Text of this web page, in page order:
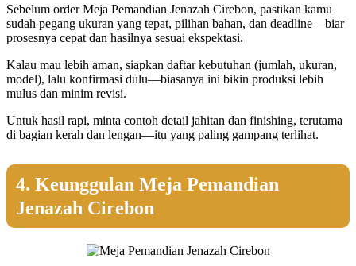
Sebelum order Meja Pemandian Jenazah Cirebon, pastikan kamu
sudah pegang ukuran yang tepat, pilihan bahan, dan deadline—biar
prosesnya cepat dan hasilnya sesuai ekspektasi.
Kalau mau lebih aman, siapkan daftar kebutuhan (jumlah, ukuran,
model), lalu konfirmasi dulu—biasanya ini bikin produksi lebih
mulus dan minim revisi.
Untuk hasil rapi, minta contoh detail jahitan dan finishing, terutama
di bagian kerah dan lengan—itu yang paling gampang terlihat.
4. Keunggulan Meja Pemandian
Jenazah Cirebon